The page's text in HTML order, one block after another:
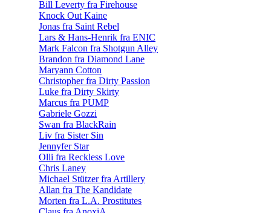
Bill Leverty fra Firehouse
Knock Out Kaine
Jonas fra Saint Rebel
Lars & Hans-Henrik fra ENIC
Mark Falcon fra Shotgun Alley
Brandon fra Diamond Lane
Maryann Cotton
Christopher fra Dirty Passion
Luke fra Dirty Skirty
Marcus fra PUMP
Gabriele Gozzi
Swan fra BlackRain
Liv fra Sister Sin
Jennyfer Star
Olli fra Reckless Love
Chris Laney
Michael Stützer fra Artillery
Allan fra The Kandidate
Morten fra L.A. Prostitutes